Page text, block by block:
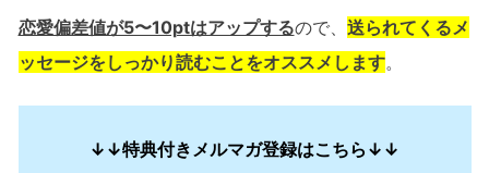
恋愛偏差値が5〜10ptはアップするので、 送られてくるメ
ッセージをしっかり読むことをオススメします。
↓↓特典付きメルマガ登録はこちら↓↓